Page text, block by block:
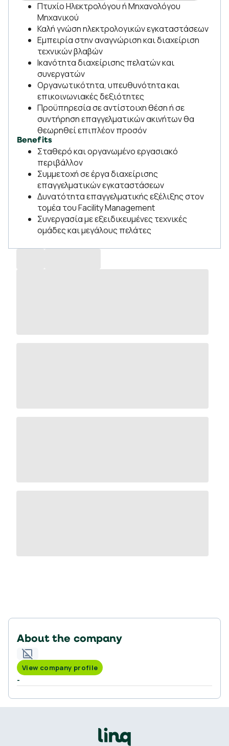
Πτυχίο Ηλεκτρολόγου ή Μηχανολόγου
Μηχανικού
Καλή γνώση ηλεκτρολογικών εγκαταστάσεων
Εμπειρία στην αναγνώριση και διαχείριση
τεχνικών βλαβών
Ικανότητα διαχείρισης πελατών και
συνεργατών
Οργανωτικότητα, υπευθυνότητα και
επικοινωνιακές δεξιότητες
Προϋπηρεσία σε αντίστοιχη θέση ή σε
συντήρηση επαγγελματικών ακινήτων θα
θεωρηθεί επιπλέον προσόν
Benefits
Σταθερό και οργανωμένο εργασιακό
περιβάλλον
Συμμετοχή σε έργα διαχείρισης
επαγγελματικών εγκαταστάσεων
Δυνατότητα επαγγελματικής εξέλιξης στον
τομέα του Facility Management
Συνεργασία με εξειδικευμένες τεχνικές
ομάδες και μεγάλους πελάτες
About the company
View company profile
-